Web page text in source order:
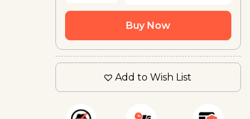
Buy Now
Add to Wish List